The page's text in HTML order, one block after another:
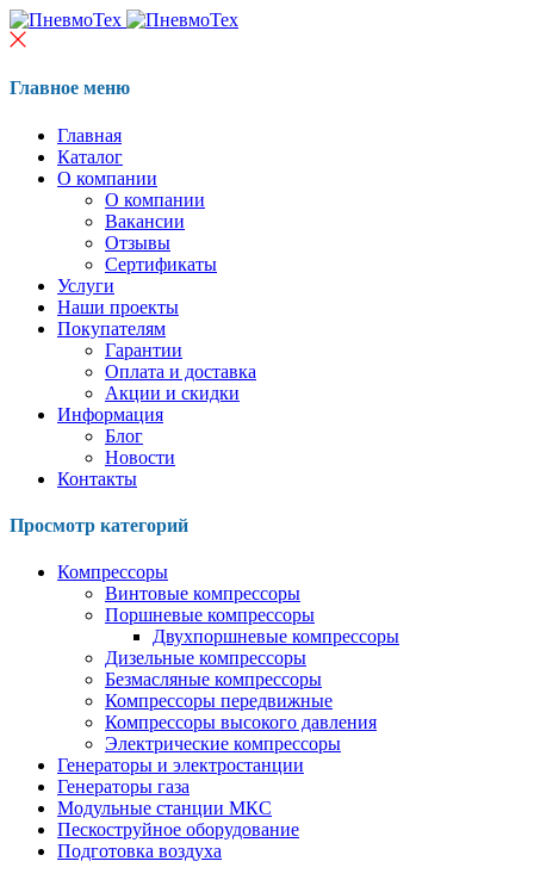
Главное меню
Главная
Каталог
О компании
О компании
Вакансии
Отзывы
Сертификаты
Услуги
Наши проекты
Покупателям
Гарантии
Оплата и доставка
Акции и скидки
Информация
Блог
Новости
Контакты
Просмотр категорий
Компрессоры
Винтовые компрессоры
Поршневые компрессоры
Двухпоршневые компрессоры
Дизельные компрессоры
Безмасляные компрессоры
Компрессоры передвижные
Компрессоры высокого давления
Электрические компрессоры
Генераторы и электростанции
Генераторы газа
Модульные станции МКС
Пескоструйное оборудование
Подготовка воздуха